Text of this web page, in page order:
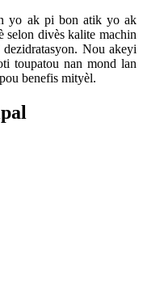
yo ak pi bon atik yo ak
selon divès kalite machin
Nou akeyi
toupatou nan mond lan
benefis mityèl.